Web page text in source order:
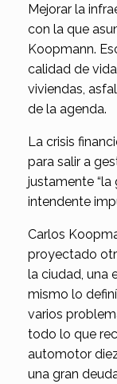
Mejorar la
con la que
Koopmann.
calidad de
viviendas,
de la agenda.
La crisis
para salir a
justamente “la
intendente
Carlos
proyectado
la ciudad, una
mismo lo
varios
todo lo que
automotor
una gran